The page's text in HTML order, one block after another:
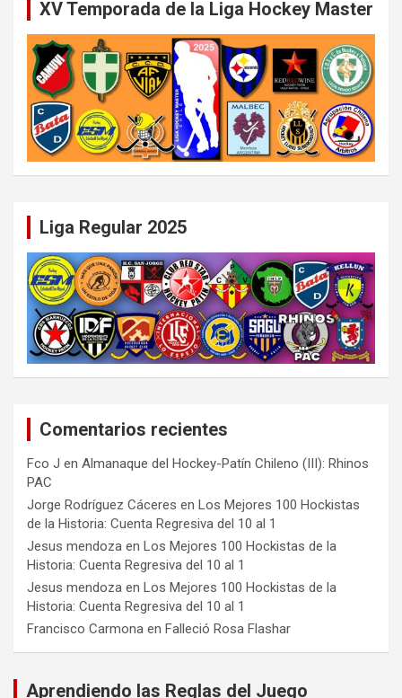
XV Temporada de la Liga Hockey Master
Liga Regular 2025
Comentarios recientes
Fco J en Almanaque del Hockey-Patín Chileno (III): Rhinos
PAC
Jorge Rodríguez Cáceres en Los Mejores 100 Hockistas
de la Historia: Cuenta Regresiva del 10 al 1
Jesus mendoza en Los Mejores 100 Hockistas de la
Historia: Cuenta Regresiva del 10 al 1
Jesus mendoza en Los Mejores 100 Hockistas de la
Historia: Cuenta Regresiva del 10 al 1
Francisco Carmona en Falleció Rosa Flashar
Aprendiendo las Reglas del Juego